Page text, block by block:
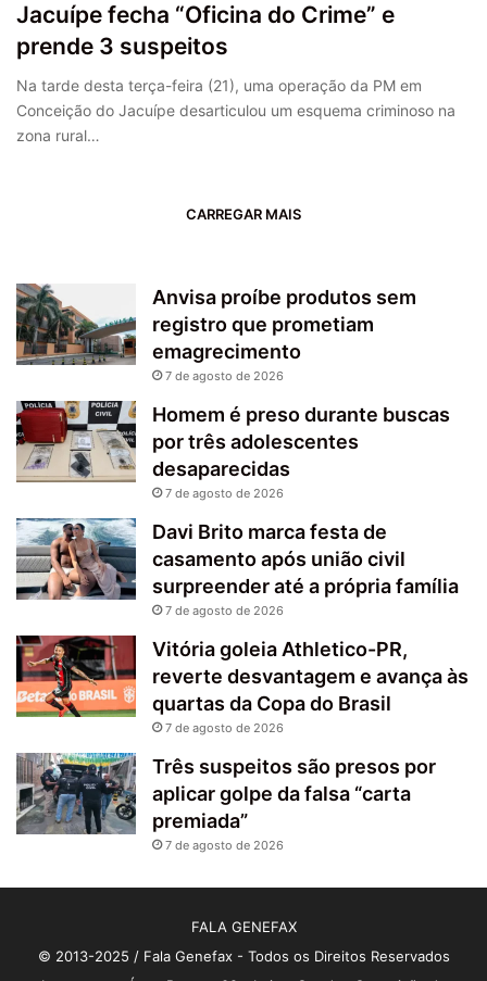
Jacuípe fecha “Oficina do Crime” e
prende 3 suspeitos
Na tarde desta terça-feira (21), uma operação da PM em
Conceição do Jacuípe desarticulou um esquema criminoso na
zona rural…
CARREGAR MAIS
Anvisa proíbe produtos sem
registro que prometiam
emagrecimento
7 de agosto de 2026
Homem é preso durante buscas
por três adolescentes
desaparecidas
7 de agosto de 2026
Davi Brito marca festa de
casamento após união civil
surpreender até a própria família
7 de agosto de 2026
Vitória goleia Athletico-PR,
reverte desvantagem e avança às
quartas da Copa do Brasil
7 de agosto de 2026
Três suspeitos são presos por
aplicar golpe da falsa “carta
premiada”
7 de agosto de 2026
FALA GENEFAX
© 2013-2025 / Fala Genefax - Todos os Direitos Reservados